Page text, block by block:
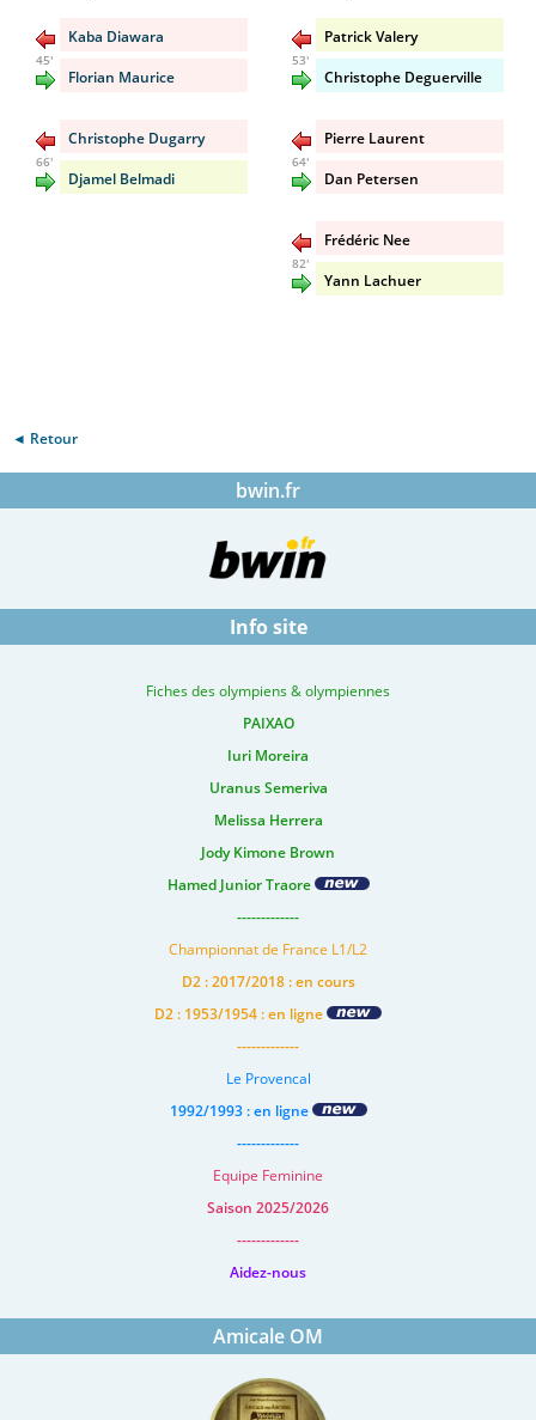
Kaba Diawara
45'
Florian Maurice
Christophe Dugarry
66'
Djamel Belmadi
Patrick Valery
53'
Christophe Deguerville
Pierre Laurent
64'
Dan Petersen
Frédéric Nee
82'
Yann Lachuer
◄ Retour
bwin.fr
Info site
Fiches des olympiens & olympiennes
PAIXAO
Iuri Moreira
Uranus Semeriva
Melissa Herrera
Jody Kimone Brown
Hamed Junior Traore
-------------
Championnat de France L1/L2
D2 : 2017/2018 : en cours
D2 : 1953/1954 : en ligne
-------------
Le Provencal
1992/1993 : en ligne
-------------
Equipe Feminine
Saison 2025/2026
-------------
Aidez-nous
Amicale OM